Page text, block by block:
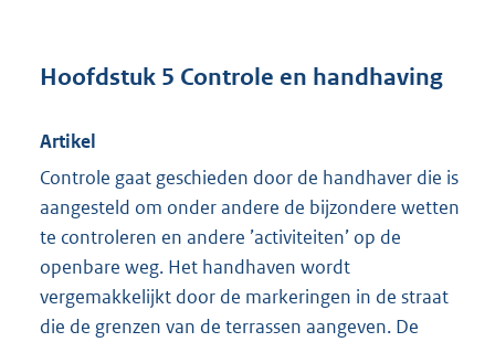
Hoofdstuk 5 Controle en handhaving
Artikel
Controle gaat geschieden door de handhaver die is
aangesteld om onder andere de bijzondere wetten
te controleren en andere ’activiteiten’ op de
openbare weg. Het handhaven wordt
vergemakkelijkt door de markeringen in de straat
die de grenzen van de terrassen aangeven. De